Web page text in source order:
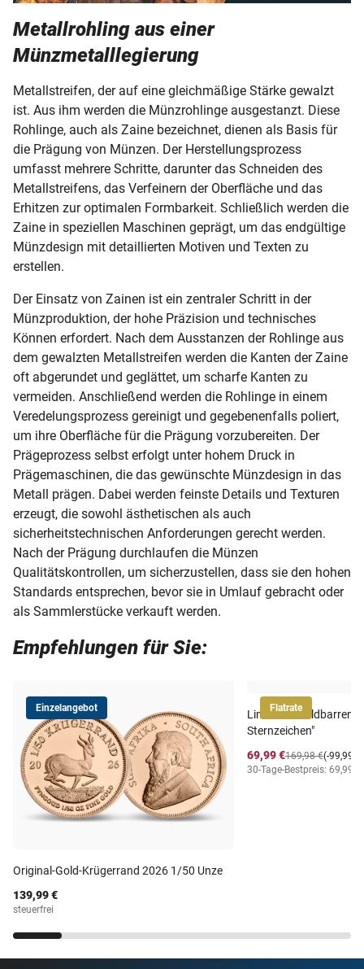
Metallrohling aus einer
Münzmetalllegierung
Metallstreifen, der auf eine gleichmäßige Stärke gewalzt
ist. Aus ihm werden die Münzrohlinge ausgestanzt. Diese
Rohlinge, auch als Zaine bezeichnet, dienen als Basis für
die Prägung von Münzen. Der Herstellungsprozess
umfasst mehrere Schritte, darunter das Schneiden des
Metallstreifens, das Verfeinern der Oberfläche und das
Erhitzen zur optimalen Formbarkeit. Schließlich werden die
Zaine in speziellen Maschinen geprägt, um das endgültige
Münzdesign mit detaillierten Motiven und Texten zu
erstellen.
Der Einsatz von Zainen ist ein zentraler Schritt in der
Münzproduktion, der hohe Präzision und technisches
Können erfordert. Nach dem Ausstanzen der Rohlinge aus
dem gewalzten Metallstreifen werden die Kanten der Zaine
oft abgerundet und geglättet, um scharfe Kanten zu
vermeiden. Anschließend werden die Rohlinge in einem
Veredelungsprozess gereinigt und gegebenenfalls poliert,
um ihre Oberfläche für die Prägung vorzubereiten. Der
Prägeprozess selbst erfolgt unter hohem Druck in
Prägemaschinen, die das gewünschte Münzdesign in das
Metall prägen. Dabei werden feinste Details und Texturen
erzeugt, die sowohl ästhetischen als auch
sicherheitstechnischen Anforderungen gerecht werden.
Nach der Prägung durchlaufen die Münzen
Qualitätskontrollen, um sicherzustellen, dass sie den hohen
Standards entsprechen, bevor sie in Umlauf gebracht oder
als Sammlerstücke verkauft werden.
Empfehlungen für Sie:
Einzelangebot
Original-Gold-Krügerrand 2026 1/50 Unze
139,99 €
steuerfrei
Flatrate
Limitierte Goldbarren-
Sternzeichen"
69,99 €
(-99,99 €)
169,98 €
30-Tage-Bestpreis: 69,99 €